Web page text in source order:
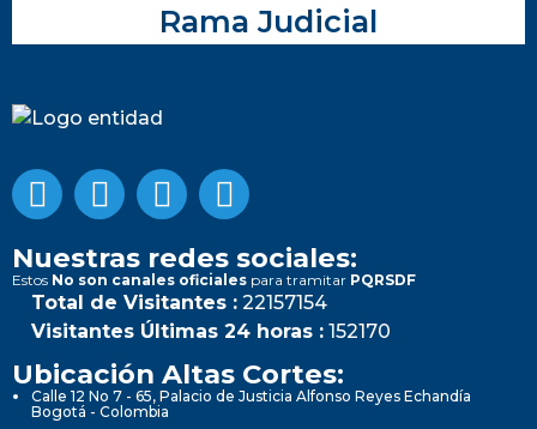
Rama Judicial
Nuestras redes sociales:
Estos No son canales oficiales para tramitar PQRSDF
Total de Visitantes : 22157154
Visitantes Últimas 24 horas : 152170
Ubicación Altas Cortes:
Calle 12 No 7 - 65, Palacio de Justicia Alfonso Reyes Echandía
Bogotá - Colombia